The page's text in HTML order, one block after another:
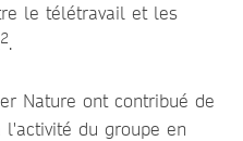
le télétravail et les
2.
Nature ont contribué de
du groupe en